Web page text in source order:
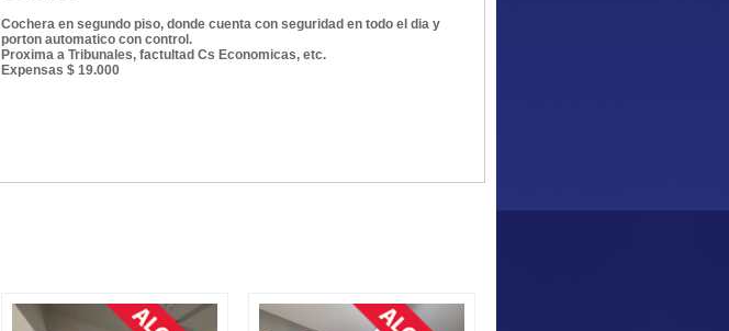
Cochera en segundo piso, donde cuenta con seguridad en todo el dia y
porton automatico con control.
Proxima a Tribunales, factultad Cs Economicas, etc.
Expensas $ 19.000